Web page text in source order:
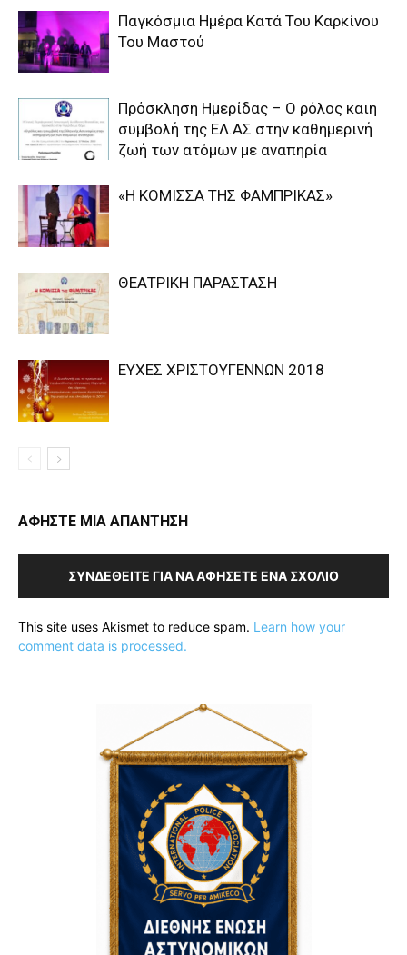
Παγκόσμια Ημέρα Κατά Του Καρκίνου
Του Μαστού
Πρόσκληση Ημερίδας – Ο ρόλος καιη
συμβολή της ΕΛ.ΑΣ στην καθημερινή
ζωή των ατόμων με αναπηρία
«Η ΚΟΜΙΣΣΑ ΤΗΣ ΦΑΜΠΡΙΚΑΣ»
ΘΕΑΤΡΙΚΗ ΠΑΡΑΣΤΑΣΗ
ΕΥΧΕΣ ΧΡΙΣΤΟΥΓΕΝΝΩΝ 2018
ΑΦΗΣΤΕ ΜΙΑ ΑΠΑΝΤΗΣΗ
ΣΥΝΔΕΘΕΊΤΕ ΓΙΑ ΝΑ ΑΦΉΣΕΤΕ ΈΝΑ ΣΧΌΛΙΟ
This site uses Akismet to reduce spam. Learn how your
comment data is processed.